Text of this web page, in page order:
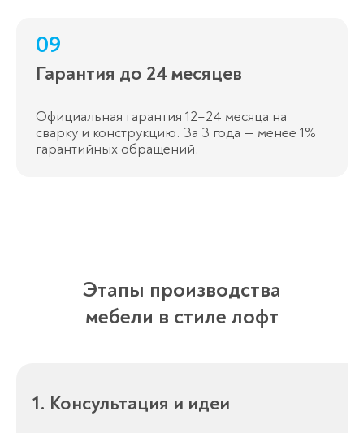
09
Гарантия до 24 месяцев
Официальная гарантия 12–24 месяца на
сварку и конструкцию. За 3 года — менее 1%
гарантийных обращений.
Этапы производства​
мебели в стиле лофт
1. Консультация и идеи